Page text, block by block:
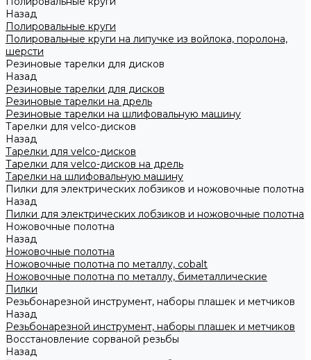
Назад
Полировальные круги
Полировальные круги на липучке из войлока, поролона,
шерсти
Резиновые тарелки для дисков
Назад
Резиновые тарелки для дисков
Резиновые тарелки на дрель
Резиновые тарелки на шлифовальную машину
Тарелки для velco-дисков
Назад
Тарелки для velco-дисков
Тарелки для velco-дисков на дрель
Тарелки на шлифовальную машину
Пилки для электрических лобзиков и ножовочные полотна
Назад
Пилки для электрических лобзиков и ножовочные полотна
Ножовочные полотна
Назад
Ножовочные полотна
Ножовочные полотна по металлу, cobalt
Ножовочные полотна по металлу, биметаллические
Пилки
Резьбонарезной инструмент, наборы плашек и метчиков
Назад
Резьбонарезной инструмент, наборы плашек и метчиков
Восстановление сорваной резьбы
Назад